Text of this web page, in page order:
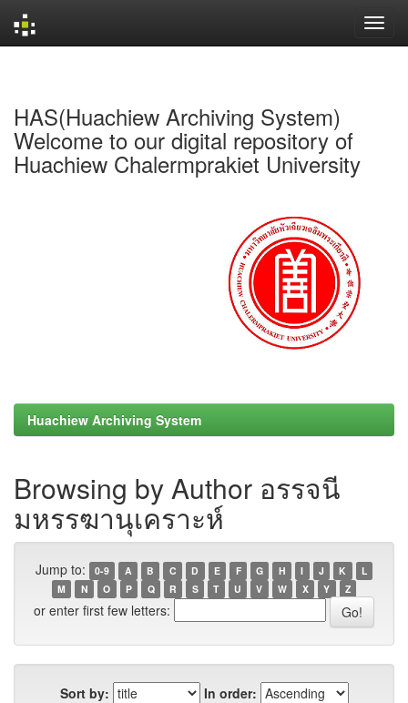
HAS(Huachiew Archiving System)
Welcome to our digital repository of
Huachiew Chalermprakiet University
Huachiew Archiving System
Browsing by Author อรรจนี
มหรรฆานุเคราะห์
Jump to: 0-9 A B C D E F G H I J K
L
M
N O P Q R S T U V W X Y Z
or enter first few letters:
Sort by:
In order: